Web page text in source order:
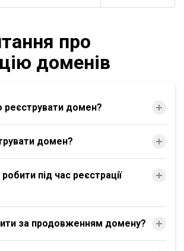
про
доменів
реєструвати домен?
домен?
під час реєстрації
за продовженням домену?